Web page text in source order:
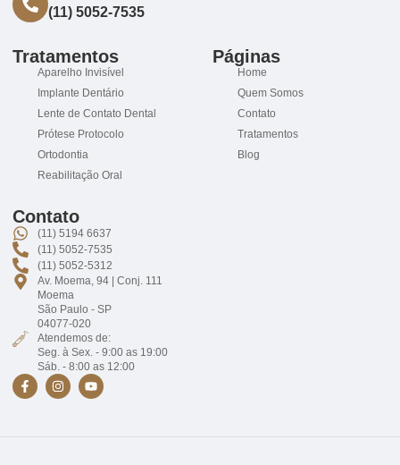
(11) 5052-7535
Tratamentos
Aparelho Invisível
Implante Dentário
Lente de Contato Dental
Prótese Protocolo
Ortodontia
Reabilitação Oral
Páginas
Home
Quem Somos
Contato
Tratamentos
Blog
Contato
(11) 5194 6637
(11) 5052-7535
(11) 5052-5312
Av. Moema, 94 | Conj. 111
Moema
São Paulo - SP
04077-020
Atendemos de:
Seg. à Sex. - 9:00 as 19:00
Sáb. - 8:00 as 12:00